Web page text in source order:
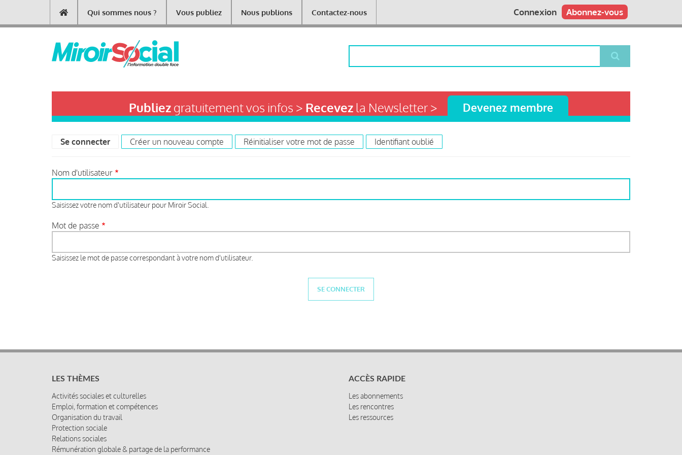
contenu
Main
navigation
Qui sommes nous ? Vous publiez Nous publions Contactez-nous Abonnez-vous
Connexion
Publiezgratuitement vos infos > Recevezla Newsletter > Devenez membre
tabs
Se connecter (onglet actif)
Créer un nouveau compte Réinitialiser votre mot de passe Identifiant oublié
Nom d'utilisateur
Saisissez votre nom d'utilisateur pour Miroir Social.
Mot de passe
Saisissez le mot de passe correspondant à votre nom d'utilisateur.
LES THÈMES
Activités sociales et culturelles
Emploi, formation et compétences
Organisation du travail
Protection sociale
Relations sociales
Rémunération globale & partage de la performance
ACCÈS RAPIDE
Les abonnements
Les rencontres
Les ressources